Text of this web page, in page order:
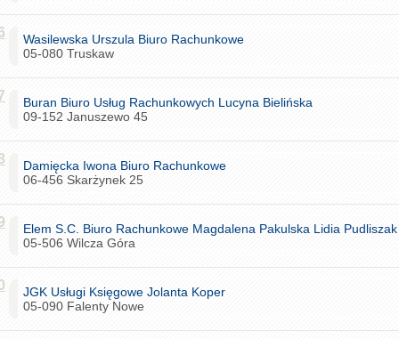
Wasilewska Urszula Biuro Rachunkowe
05-080 Truskaw
Buran Biuro Usług Rachunkowych Lucyna Bielińska
09-152 Januszewo 45
Damięcka Iwona Biuro Rachunkowe
06-456 Skarżynek 25
Elem S.C. Biuro Rachunkowe Magdalena Pakulska Lidia Pudliszak
05-506 Wilcza Góra
JGK Usługi Księgowe Jolanta Koper
05-090 Falenty Nowe